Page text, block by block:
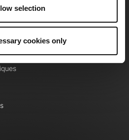
selection
cookies only